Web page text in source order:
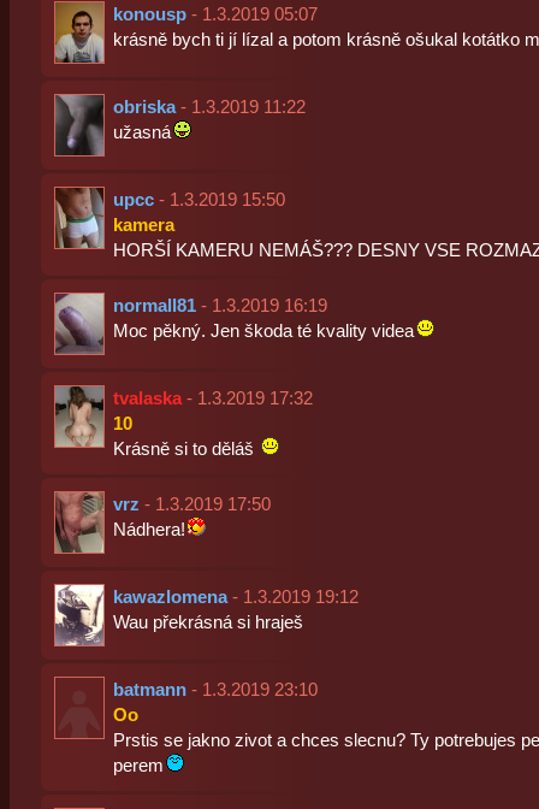
konousp- 1.3.2019 05:07
krásně bych ti jí lízal a potom krásně ošukal kotátko
obriska- 1.3.2019 11:22
užasná
upcc- 1.3.2019 15:50
kamera
HORŠÍ KAMERU NEMÁŠ??? DESNY VSE
normall81- 1.3.2019 16:19
Moc pěkný. Jen škoda té kvality videa
tvalaska- 1.3.2019 17:32
10
Krásně si to děláš
vrz - 1.3.2019 17:50
Nádhera!
kawazlomena- 1.3.2019 19:12
Wau překrásná si hraješ
batmann- 1.3.2019 23:10
Oo
Prstis se jakno zivot a chces slecnu? Ty potrebujes
perem